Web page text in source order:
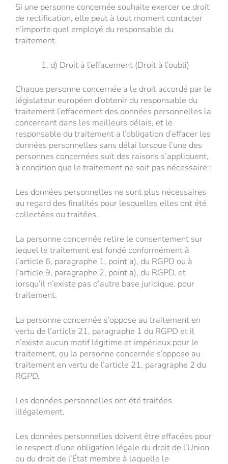
Si une personne concernée souhaite exercer ce droit
de rectification, elle peut à tout moment contacter
n’importe quel employé du responsable du
traitement.
d) Droit à l’effacement (Droit à l’oubli)
Chaque personne concernée a le droit accordé par le
législateur européen d’obtenir du responsable du
traitement l’effacement des données personnelles la
concernant dans les meilleurs délais, et le
responsable du traitement a l’obligation d’effacer les
données personnelles sans délai lorsque l’une des
personnes concernées suit des raisons s’appliquent,
à condition que le traitement ne soit pas nécessaire :
Les données personnelles ne sont plus nécessaires
au regard des finalités pour lesquelles elles ont été
collectées ou traitées.
La personne concernée retire le consentement sur
lequel le traitement est fondé conformément à
l’article 6, paragraphe 1, point a), du RGPD ou à
l’article 9, paragraphe 2, point a), du RGPD, et
lorsqu’il n’existe pas d’autre base juridique. pour
traitement.
La personne concernée s’oppose au traitement en
vertu de l’article 21, paragraphe 1 du RGPD et il
n’existe aucun motif légitime et impérieux pour le
traitement, ou la personne concernée s’oppose au
traitement en vertu de l’article 21, paragraphe 2 du
RGPD.
Les données personnelles ont été traitées
illégalement.
Les données personnelles doivent être effacées pour
le respect d’une obligation légale du droit de l’Union
ou du droit de l’État membre à laquelle le